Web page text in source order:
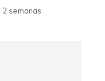
2 semanas